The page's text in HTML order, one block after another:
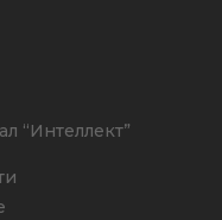
“Интеллект”